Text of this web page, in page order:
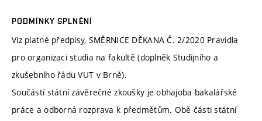
PODMÍNKY SPLNĚNÍ
Viz platné předpisy, SMĚRNICE DĚKANA Č. 2/2020 Pravidla
pro organizaci studia na fakultě (doplněk Studijního a
zkušebního řádu VUT v Brně).
Součástí státní závěrečné zkoušky je obhajoba bakalářské
práce a odborná rozprava k předmětům. Obě části státní